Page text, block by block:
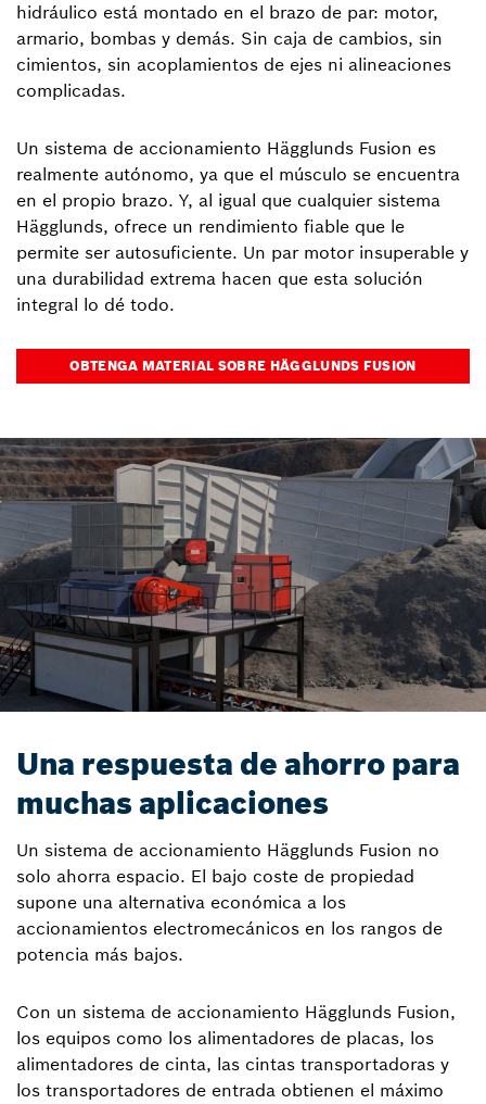
hidráulico está montado en el brazo de par: motor,
armario, bombas y demás. Sin caja de cambios, sin
cimientos, sin acoplamientos de ejes ni alineaciones
complicadas.
Un sistema de accionamiento Hägglunds Fusion es
realmente autónomo, ya que el músculo se encuentra
en el propio brazo. Y, al igual que cualquier sistema
Hägglunds, ofrece un rendimiento fiable que le
permite ser autosuficiente. Un par motor insuperable y
una durabilidad extrema hacen que esta solución
integral lo dé todo.
OBTENGA MATERIAL SOBRE HÄGGLUNDS FUSION
Una respuesta de ahorro para
muchas aplicaciones
Un sistema de accionamiento Hägglunds Fusion no
solo ahorra espacio. El bajo coste de propiedad
supone una alternativa económica a los
accionamientos electromecánicos en los rangos de
potencia más bajos.
Con un sistema de accionamiento Hägglunds Fusion,
los equipos como los alimentadores de placas, los
alimentadores de cinta, las cintas transportadoras y
los transportadores de entrada obtienen el máximo